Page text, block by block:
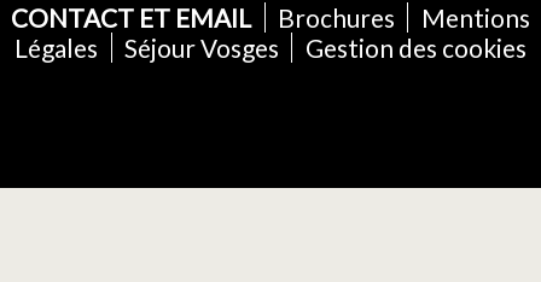
CONTACT ET EMAIL
Brochures
Mentions
Légales
Séjour Vosges Gestion des cookies